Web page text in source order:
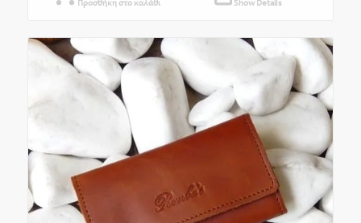
Προσθήκη στο καλάθι Show Details